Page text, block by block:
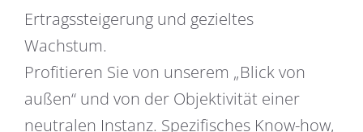
Ertragssteigerung und gezieltes
Wachstum.
Profitieren Sie von unserem „Blick von
außen“ und von der Objektivität einer
neutralen Instanz. Spezifisches Know-how,